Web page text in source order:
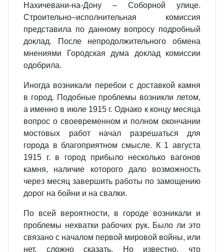
Нахичевани-на-Дону – Соборной улице.
Строительно–исполнительная комиссия
представила по данному вопросу подробный
доклад. После непродолжительного обмена
мнениями Городская дума доклад комиссии
одобрила.
Иногда возникали перебои с доставкой камня
в город. Подобные проблемы возникли летом,
а именно в июле 1915 г. Однако к концу месяца
вопрос о своевременном и полном окончании
мостовых работ начал разрешаться для
города в благоприятном смысле. К 1 августа
1915 г. в город прибыло несколько вагонов
камня, наличие которого дало возможность
через месяц завершить работы по замощению
дорог на бойни и на свалки.
По всей вероятности, в городе возникали и
проблемы нехватки рабочих рук. Было ли это
связано с началом первой мировой войны, или
нет, сложно сказать. Но известно, что